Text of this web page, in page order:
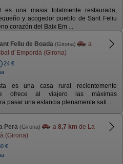
es una masia totalmente restaurada,
y acogedor pueblo de Sant Feliu
corazón del Baix Em ...
Feliu de Boada (Girona)
a
d´Empordà (Girona)
24 €
es una casa rural recientemente
ofrece al viajero las máximas
pasar una estancia plenamente sati ...
Pera (Girona) a 8,7 km de La
(Girona)
€